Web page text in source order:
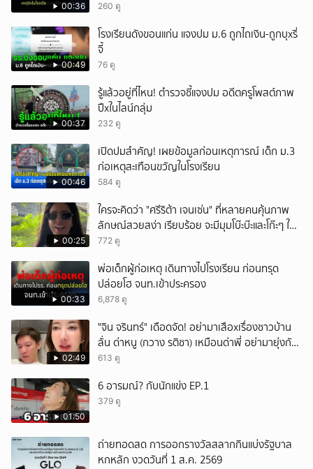
00:36 260 ดู
00:49
โรงเรียนดังขอนแก่น แจงปม ม.6 ถูกไถเงิน-ถูกบุxรี่
จี้
76 ดู
00:37
รู้แล้วอยู่ที่ไหน! ตำรวจชี้แจงปม อดีตครูโพสต์ภาพ
ปืxในไลน์กลุ่ม
232 ดู
00:46
เปิดปมสำคัญ! เผยข้อมูลก่อนเหตุการณ์ เด็ก ม.3
ก่อเหตุสะเทือนขวัญในโรงเรียน
584 ดู
00:25
ใครจะคิดว่า "ศรีริต้า เจนเซ่น" ที่หลายคนคุ้นภาพ
ลักษณ์สวยสง่า เรียบร้อย จะมีมุมโบ๊ะบ๊ะและโก๊ะๆ ให้
ได้อมยิ้มเหมือนกัน งานนี้ทำเอาแฟนๆ ทั้งเอ็นดูทั้ง
772 ดู
00:33
พ่อเด็กผู้ก่อเหตุ เดินทางไปโรงเรียน ก่อนทรุด
ปล่อยโฮ จนท.เข้าประครอง
6,878 ดู
02:49
ั่"จิน จรินทร์" เดือดจัด! อย่ามาเสือxเรื่องชาวบ้าน
ลั่น ด่าหนู (กวาง รติชา) เหมือนด่าพี่ อย่ามายุ่งกับ
คนของผม จบ!!!
613 ดู
01:50
6 อารมณ์? กับนักแข่ง EP.1
379 ดู
ถ่ายทอดสด การออกรางวัลสลากกินแบ่งรัฐบาล
หกหลัก งวดวันที่ 1 ส.ค. 2569